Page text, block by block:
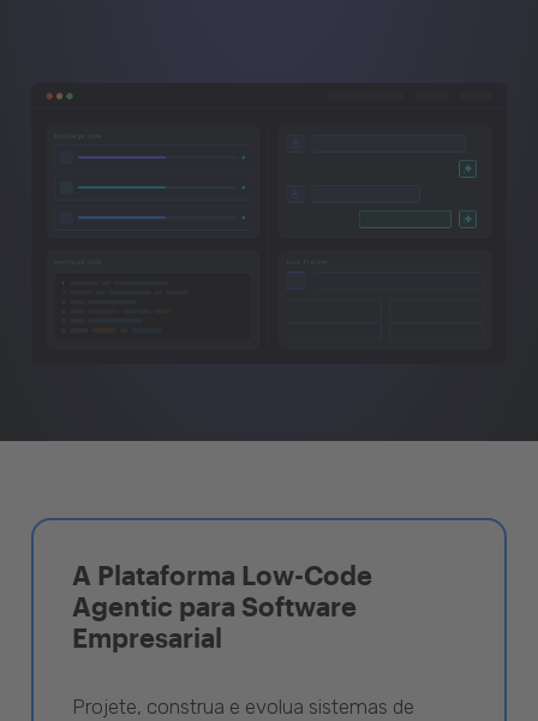
A Plataforma Low-Code
Agentic para Software
Empresarial
Projete, construa e evolua sistemas de